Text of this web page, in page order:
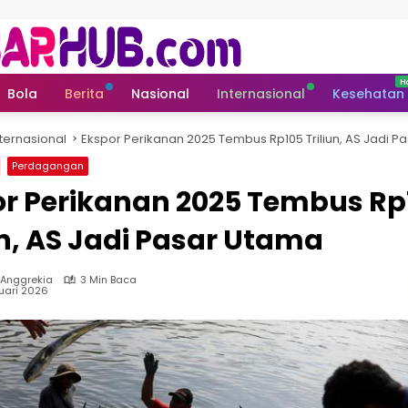
Bola Berita Nasional Internasional Kesehatan
Ekspor Perikanan 2025 Tembus Rp105 Triliun, AS Jadi
Perdagangan
Perikanan 2025 Tembus
AS Jadi Pasar Utama
3 Min Baca
2026